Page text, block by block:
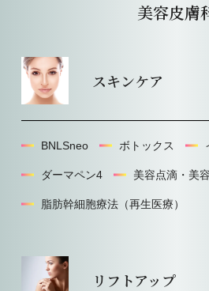
美容⽪膚
スキンケア
BNLSneo ボトックス
ダーマペン4 美容点滴・美
脂肪幹細胞療法（再生医療）
リフトアップ